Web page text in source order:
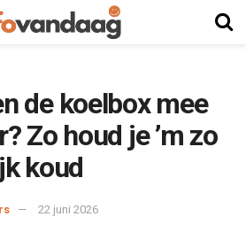
de koelbox mee
Zo houd je ’m zo
koud
22 juni 2026